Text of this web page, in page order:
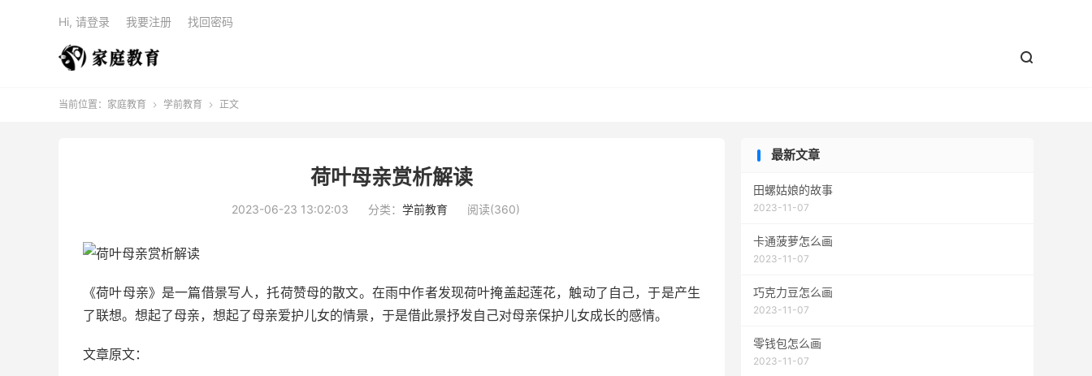

Hi, 请登录 我要注册 找回密码
当前位置： 家庭教育  学前教育  正文
荷叶母亲赏析解读
2023-06-23 13:02:03 分类： 学前教育 阅读(360)
《荷叶母亲》是一篇借景写人，托荷赞母的散文。在雨中作者发现荷叶掩盖起莲花，触动了自己，于是产生
了联想。想起了母亲，想起了母亲爱护儿女的情景，于是借此景抒发自己对母亲保护儿女成长的感情。
文章原文：
最新文章
田螺姑娘的故事
2023-11-07
卡通菠萝怎么画
2023-11-07
巧克力豆怎么画
2023-11-07
零钱包怎么画
2023-11-07